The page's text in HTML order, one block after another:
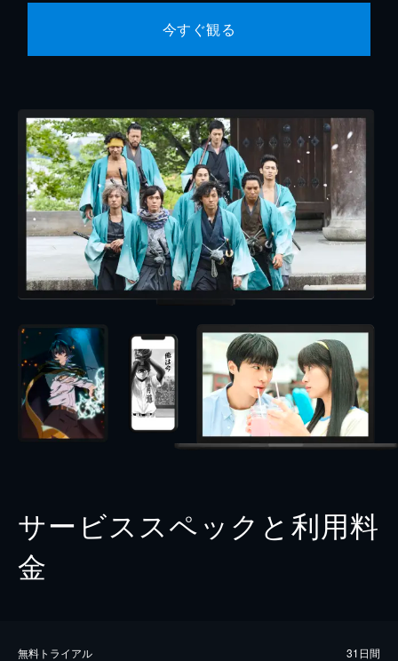
今すぐ観る
サービススペックと利用料
金
無料トライアル 31日間